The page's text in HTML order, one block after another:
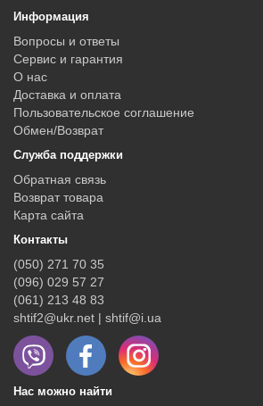
Информация
Вопросы и ответы
Сервис и гарантия
О нас
Доставка и оплата
Пользовательское соглашение
Обмен/Возврат
Служба поддержки
Обратная связь
Возврат товара
Карта сайта
Контакты
(050) 271 70 35
(096) 029 57 27
(061) 213 48 83
shtif2@ukr.net | shtif@i.ua
Нас можно найти